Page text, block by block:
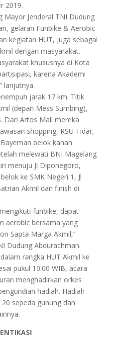
2019.
Mayor Jenderal TNI Dudung
gelaran Funbike & Aerobic
kegiatan HUT, juga sebagai
dengan masyarakat.
khususnya di Kota
karena Akademi
lanjutnya.
jarak 17 km. Titik
(depan Mess Sumbing),
Dari Artos Mall mereka
shopping, RSU Tidar,
belok kanan
melewati BNI Magelang
menuju Jl Diponegoro,
ke SMK Negeri 1, Jl
Akmil dan finish di
funbike, dapat
aerobic bersama yang
Sapta Marga Akmil,”
Dudung Abdurachman.
rangka HUT Akmil ke
pukul 10.00 WIB, acara
menghadirkan orkes
hadiah. Hadiah
sepeda gunung dan